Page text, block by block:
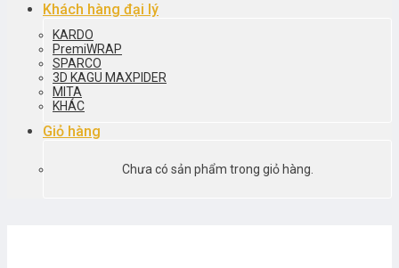
Khách hàng đại lý
KARDO
PremiWRAP
SPARCO
3D KAGU MAXPIDER
MITA
KHÁC
Giỏ hàng
Chưa có sản phẩm trong giỏ hàng.